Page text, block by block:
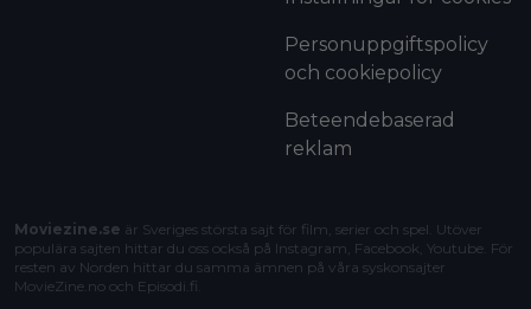
Personuppgiftspolicy
och cookiepolicy
Beteendebaserad
reklam
Moviezine.se är Sveriges största sajt för film, serier och spel. Utöver
populära sajten hittar du oss också på Instagram, Facebook, Youtube. För
resten av Norden hittar du samma ämnen på våra syskonsajter
MovieZine.no och Episodi.fi